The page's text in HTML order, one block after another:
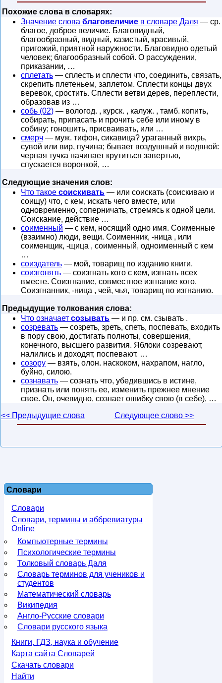
Похожие слова в словарях:
Значение слова благовеличие в словаре Даля — ср.
благое, доброе величие. Благовидный,
благообразный, видный, казистый, красивый,
пригожий, приятной наружности. Благовидно одетый
человек; благообразный собой. О рассуждении,
приказании, …
сплетать — сплесть и сплести что, соединить, связать,
скрепить плетеньем, заплетом. Сплести концы двух
веревок, сростить. Сплести ветви дерев, переплести,
образовав из …
собь (02) — вологод. , курск. , калуж. , тамб. копить,
собирать, припасать и прочить себе или иному в
собину; гоношить, присваивать, или …
смерч — муж. тифон, сикавица? ураганный вихрь,
сувой или вир, пучина; бывает воздушный и водяной:
черная тучка начинает крутиться завертью,
спускается воронкой, …
Следующие значения слов:
Что такое соискивать — или соискать (соискиваю и
соищу) что, с кем, искать чего вместе, или
одновременно, соперничать, стремясь к одной цели.
Соискание, действие …
соименный — с кем, носящий одно имя. Соименные
(взаимно) люди, вещи. Соименник, -ница , или
соименщик, -щица , соименный, одноименный с кем
…
соиздатель — мой, товарищ по изданию книги.
соизгонять — соизгнать кого с кем, изгнать всех
вместе. Соизгнание, совместное изгнание кого.
Соизгнанник, -ница , чей, чья, товарищ по изгнанию.
Предыдущие толкования слова:
Что означает созывать — и пр. см. сзывать .
созревать — созреть, зреть, спеть, поспевать, входить
в пору свою, достигать полноты, совершения,
конечного, высшего развития. Яблоки созревают,
налились и доходят, поспевают. …
созору — взять, олон. наскоком, нахрапом, нагло,
буйно, силою.
сознавать — сознать что, убедившись в истине,
признать или понять ее, изменить прежнее мнение
свое. Он, очевидно, сознает ошибку свою (в себе), …
<< Предыдущие слова
Следующее слово >>
Словари
Словари
Словари, термины и аббревиатуры
Online
Компьютерные термины
Психологические термины
Толковый словарь Даля
Словарь терминов для учеников и
студентов
Математический словарь
Википедия
Англо-Русские словари
Словари русского языка
Книги, ГДЗ, наука и обучение
Карта сайта Словарей
Скачать словари
Найти